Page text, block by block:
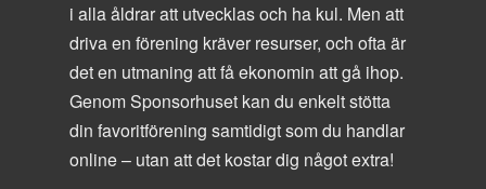
i alla åldrar att utvecklas och ha kul. Men att
driva en förening kräver resurser, och ofta är
det en utmaning att få ekonomin att gå ihop.
Genom Sponsorhuset kan du enkelt stötta
din favoritförening samtidigt som du handlar
online – utan att det kostar dig något extra!